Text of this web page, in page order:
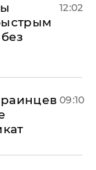
12:02
09:10